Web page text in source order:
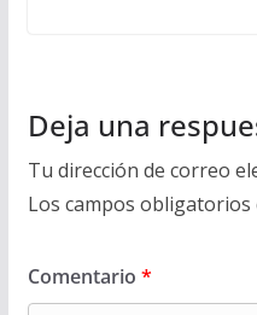
Deja una
Tu dirección de correo
Los campos obligatorios
Comentario *